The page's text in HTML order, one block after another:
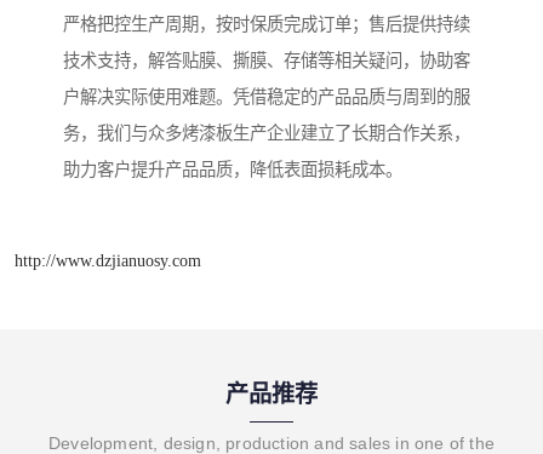
严格把控生产周期，按时保质完成订单；售后提供持续
技术支持，解答贴膜、撕膜、存储等相关疑问，协助客
户解决实际使用难题。凭借稳定的产品品质与周到的服
务，我们与众多烤漆板生产企业建立了长期合作关系，
助力客户提升产品品质，降低表面损耗成本。
http://www.dzjianuosy.com
产品推荐
Development, design, production and sales in one of the